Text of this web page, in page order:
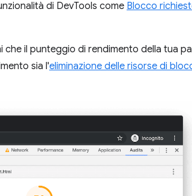
di DevTools come Blocco
che il punteggio di rendimento della tua
sia l'eliminazione delle risorse di